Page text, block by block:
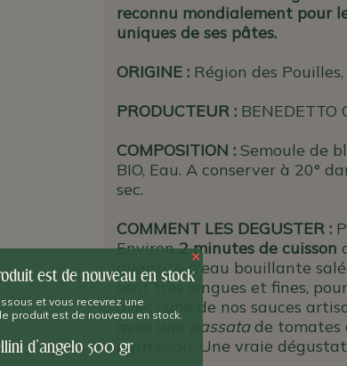
reconnu mondialement pour
uniques de ses pâtes.
ORIGINE : Région des
PRODUCTEUR : BENEDETTO
COMPOSITION :Semoule de
BIO, Eau. A conserver à 20°
sec.
COMMENT LES DEGUSTER :
Environ2 minutes de cuisson
quantité d'eau bouillante
sont très longues et fines,
avec l'une de nos sauces
passatade tomates
parmesan. Une vraie
×
est de nouveau en stock
et vous recevrez une
produit est de nouveau en stock.
d'angelo 500 gr